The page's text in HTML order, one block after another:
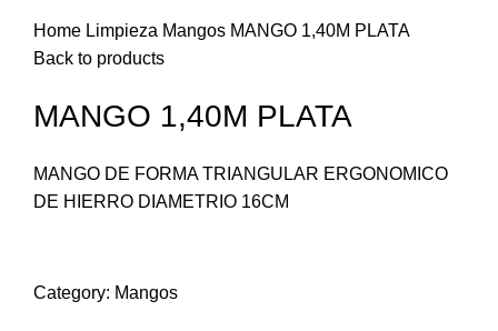
Home Limpieza Mangos MANGO 1,40M PLATA
Back to products
MANGO 1,40M PLATA
MANGO DE FORMA TRIANGULAR ERGONOMICO
DE HIERRO DIAMETRIO 16CM
Category: Mangos